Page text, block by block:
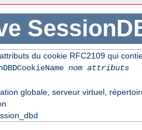
du cookie RFC2109 qui
nom attributs
globale, serveur virtuel,